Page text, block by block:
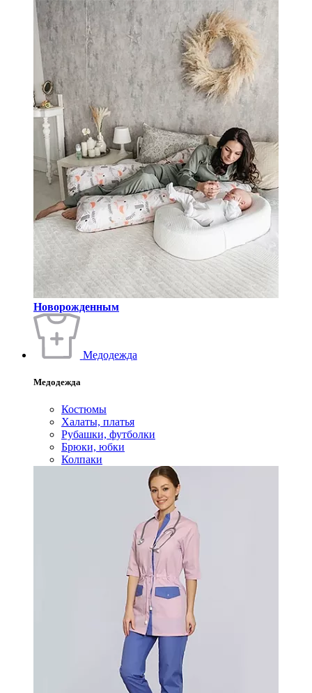
Новорожденным
Медодежда
Медодежда
Костюмы
Халаты, платья
Рубашки, футболки
Брюки, юбки
Колпаки